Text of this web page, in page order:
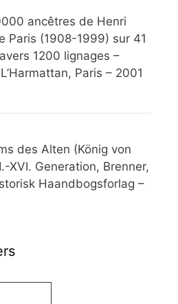
ancêtres de Henri
Paris (1908-1999) sur 41
1200 lignages –
Paris – 2001
des Alten (König von
XVI. Generation, Brenner,
Haandbogsforlag –